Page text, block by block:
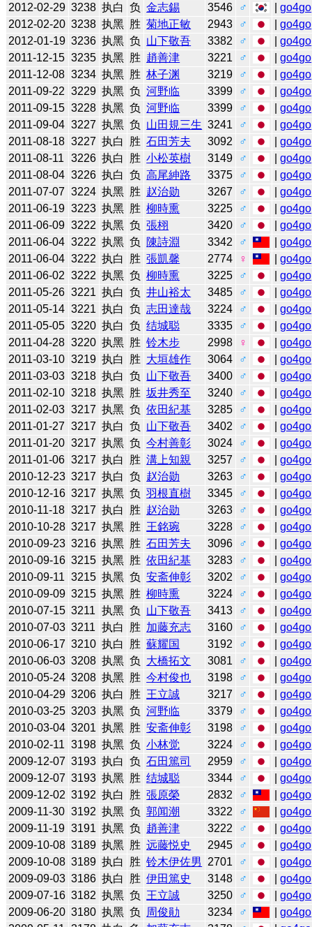
2012-02-29 3238 执白 负 金志錫 3546 ♂ |go4go
2012-02-20 3238 执黑 胜 菊地正敏 2943 ♂ |go4go
2012-01-19 3236 执黑 负 山下敬吾 3382 ♂ |go4go
2011-12-15 3235 执黑 胜 趙善津 3221 ♂ |go4go
2011-12-08 3234 执黑 胜 林子渊 3219 ♂ |go4go
2011-09-22 3229 执黑 负 河野临 3399 ♂ |go4go
2011-09-15 3228 执黑 负 河野临 3399 ♂ |go4go
2011-09-04 3227 执黑 负 山田規三生 3241 ♂ |go4go
2011-08-18 3227 执白 胜 石田芳夫 3092 ♂ |go4go
2011-08-11
3226 执白 胜 小松英樹 3149 ♂ |go4go
2011-08-04 3226 执白 负 高尾紳路 3375 ♂ |go4go
2011-07-07 3224 执黑 胜 赵治勋 3267 ♂ |go4go
2011-06-19 3223 执黑 胜 柳時熏 3225 ♂ |go4go
2011-06-09 3222 执黑 负 張栩 3420 ♂ |go4go
2011-06-04 3222 执黑 负 陳詩淵 3342 ♂ |go4go
2011-06-04 3222 执白 胜 張凱馨 2774 ♀ |go4go
2011-06-02 3222 执黑 负 柳時熏 3225 ♂ |go4go
2011-05-26 3221 执白 负 井山裕太 3485 ♂ |go4go
2011-05-14 3221 执白 负 志田達哉 3224 ♂ |go4go
2011-05-05 3220 执白 负 结城聪 3335 ♂ |go4go
2011-04-28 3220 执黑 胜 铃木步 2998 ♀ |go4go
2011-03-10 3219 执白 胜 大垣雄作 3064 ♂ |go4go
2011-03-03 3218 执白 负 山下敬吾 3400 ♂ |go4go
2011-02-10 3218 执黑 胜 坂井秀至 3240 ♂ |go4go
2011-02-03 3217 执黑 负 依田紀基 3285 ♂ |go4go
2011-01-27 3217 执白 负 山下敬吾 3402 ♂ |go4go
2011-01-20 3217 执黑 负 今村善彰 3024 ♂ |go4go
2011-01-06 3217 执白 胜 溝上知親 3257 ♂ |go4go
2010-12-23 3217 执白 负 赵治勋 3263 ♂ |go4go
2010-12-16 3217 执黑 负 羽根直樹 3345 ♂ |go4go
2010-11-18 3217 执白 胜 赵治勋 3263 ♂ |go4go
2010-10-28 3217 执黑 胜 王銘琬 3228 ♂ |go4go
2010-09-23 3216 执黑 胜 石田芳夫 3096 ♂ |go4go
2010-09-16 3215 执黑 胜 依田紀基 3283 ♂ |go4go
2010-09-11 3215 执黑 负 安斋伸彰 3202 ♂ |go4go
2010-09-09 3215 执黑 胜 柳時熏 3224 ♂ |go4go
2010-07-15 3211 执黑 负 山下敬吾 3413 ♂ |go4go
2010-07-03 3211 执白 胜 加藤充志 3160 ♂ |go4go
2010-06-17 3210 执白 胜 蘇耀国 3192 ♂ |go4go
2010-06-03 3208 执黑 负 大橋拓文 3081 ♂ |go4go
2010-05-24 3208 执黑 胜 今村俊也 3198 ♂ |go4go
2010-04-29 3206 执白 胜 王立誠 3217 ♂ |go4go
2010-03-25 3203 执黑 负 河野临 3379 ♂ |go4go
2010-03-04 3201 执黑 胜 安斋伸彰 3198 ♂ |go4go
2010-02-11 3198 执黑 负 小林觉 3224 ♂ |go4go
2009-12-07 3193 执白 负 石田篤司 2959 ♂ |go4go
2009-12-07 3193 执黑 胜 结城聪 3344 ♂ |go4go
2009-12-02 3192 执白 胜 張原榮 2832 ♂ |go4go
2009-11-30 3192 执黑 负 郭闻潮 3322 ♂ |go4go
2009-11-19 3191 执黑 负 趙善津 3222 ♂ |go4go
2009-10-08 3189 执黑 胜 远藤悦史 2945 ♂ |go4go
2009-10-08 3189 执白 胜 铃木伊佐男 2701 ♂ |go4go
2009-09-03 3186 执白 胜 伊田篤史 3148 ♂ |go4go
2009-07-16 3182 执黑 负 王立誠 3250 ♂ |go4go
2009-06-20 3180 执黑 负 周俊勛 3234 ♂ |go4go